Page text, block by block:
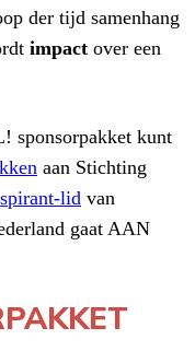
der tijd samenhang
impact over een
sponsorpakket kunt
aan Stichting
lid van
gaat AAN